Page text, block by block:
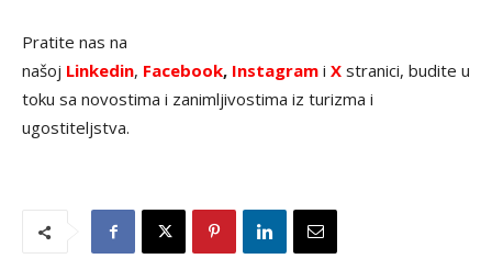
Pratite nas na
našoj Linkedin, Facebook, Instagram i X stranici, budite u
toku sa novostima i zanimljivostima iz turizma i
ugostiteljstva.